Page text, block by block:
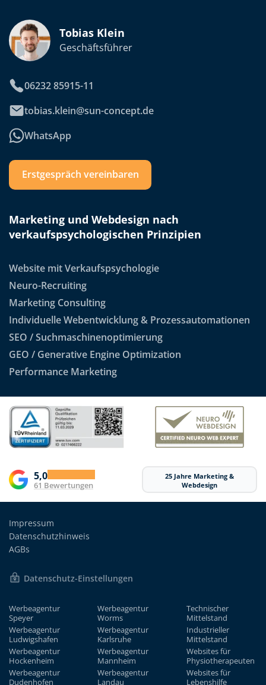
Tobias Klein
Geschäftsführer
06232 85915-11
tobias.klein@sun-concept.de
WhatsApp
Erstgespräch vereinbaren
Marketing und Webdesign nach
verkaufspsychologischen Prinzipien
Website mit Verkaufspsychologie
Neuro-Recruiting
Marketing Consulting
Individuelle Webentwicklung & Prozessautomationen
SEO / Suchmaschinenoptimierung
GEO / Generative Engine Optimization
Performance Marketing
5,0
61 Bewertungen
25 Jahre Marketing &
Webdesign
Impressum
Datenschutzhinweis
AGBs
Datenschutz-Einstellungen
Werbeagentur
Speyer
Werbeagentur
Ludwigshafen
Werbeagentur
Hockenheim
Werbeagentur
Dudenhofen
Werbeagentur
Worms
Werbeagentur
Karlsruhe
Werbeagentur
Mannheim
Werbeagentur
Landau
Technischer
Mittelstand
Industrieller
Mittelstand
Websites für
Physiotherapeuten
Websites für
Lebenshilfe